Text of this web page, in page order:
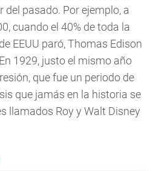
del pasado. Por ejemplo, a
cuando el 40% de toda la
EEUU paró, Thomas Edison
1929, justo el mismo año
que fue un periodo de
que jamás en la historia se
llamados Roy y Walt Disney